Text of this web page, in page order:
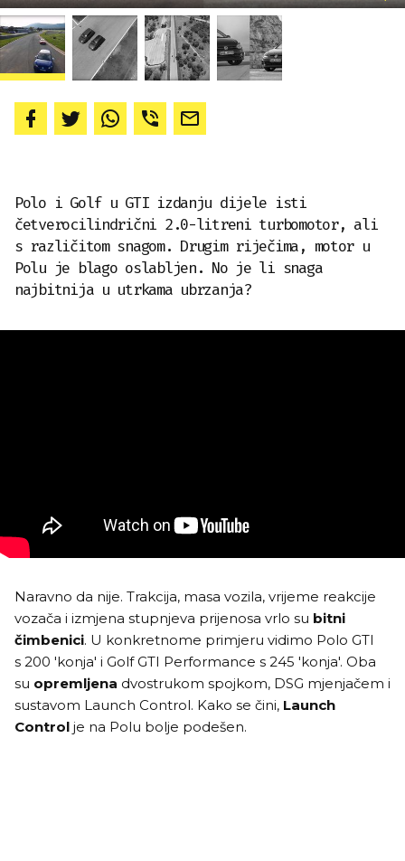
Polo i Golf u GTI izdanju dijele isti
četverocilindrični 2.0-litreni turbomotor, ali
s različitom snagom. Drugim riječima, motor u
Polu je blago oslabljen. No je li snaga
najbitnija u utrkama ubrzanja?
Naravno da nije. Trakcija, masa vozila, vrijeme reakcije
vozača i izmjena stupnjeva prijenosa vrlo su bitni
čimbenici. U konkretnome primjeru vidimo Polo GTI
s 200 'konja' i Golf GTI Performance s 245 'konja'. Oba
su opremljena dvostrukom spojkom, DSG mjenjačem i
sustavom Launch Control. Kako se čini, Launch
Control je na Polu bolje podešen.